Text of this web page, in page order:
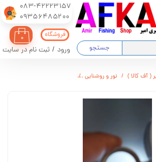
083-42223157
​​​​​​​09356485200
جستجو
۰
ورود / ثبت نام در سایت
فروشگاه
( آف کالا ) نور و روشنایی